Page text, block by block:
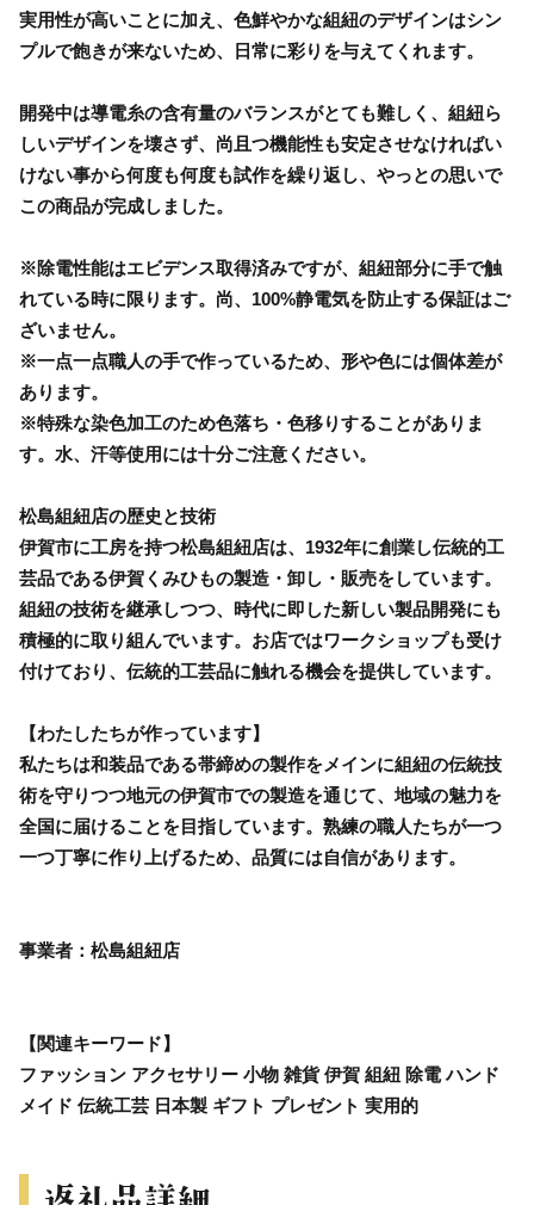
実用性が高いことに加え、色鮮やかな組紐のデザインはシン
プルで飽きが来ないため、日常に彩りを与えてくれます。
開発中は導電糸の含有量のバランスがとても難しく、組紐ら
しいデザインを壊さず、尚且つ機能性も安定させなければい
けない事から何度も何度も試作を繰り返し、やっとの思いで
この商品が完成しました。
※除電性能はエビデンス取得済みですが、組紐部分に手で触
れている時に限ります。尚、100%静電気を防止する保証はご
ざいません。
※一点一点職人の手で作っているため、形や色には個体差が
あります。
※特殊な染色加工のため色落ち・色移りすることがありま
す。水、汗等使用には十分ご注意ください。
松島組紐店の歴史と技術
伊賀市に工房を持つ松島組紐店は、1932年に創業し伝統的工
芸品である伊賀くみひもの製造・卸し・販売をしています。
組紐の技術を継承しつつ、時代に即した新しい製品開発にも
積極的に取り組んでいます。お店ではワークショップも受け
付けており、伝統的工芸品に触れる機会を提供しています。
【わたしたちが作っています】
私たちは和装品である帯締めの製作をメインに組紐の伝統技
術を守りつつ地元の伊賀市での製造を通じて、地域の魅力を
全国に届けることを目指しています。熟練の職人たちが一つ
一つ丁寧に作り上げるため、品質には自信があります。
事業者：松島組紐店
【関連キーワード】
ファッション アクセサリー 小物 雑貨 伊賀 組紐 除電 ハンド
メイド 伝統工芸 日本製 ギフト プレゼント 実用的